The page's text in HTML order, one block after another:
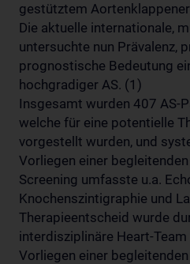
gestütztem
Die aktuelle internationale,
untersuchte nun Prävalenz,
prognostische Bedeutung
hochgradiger AS. (1)
Insgesamt wurden 407 AS-
welche für eine potentielle
vorgestellt wurden, und
Vorliegen einer
Screening umfasste u.a.
Knochenszintigraphie und
Therapieentscheid wurde
interdisziplinäre Heart-
Vorliegen einer